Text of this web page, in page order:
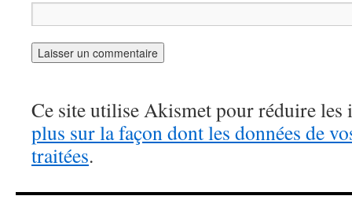
Ce site utilise Akismet pour réduire les
plus sur la façon dont les données de
traitées.